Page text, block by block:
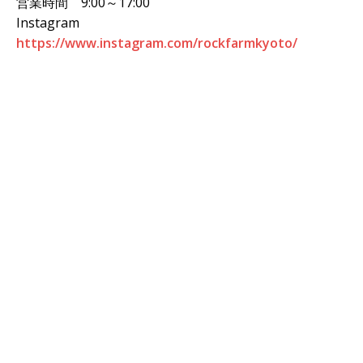
Instagram
https://www.instagram.com/rockfarmkyoto/